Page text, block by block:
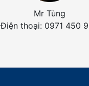
Mr Tùng
Điện thoại: 0971 450